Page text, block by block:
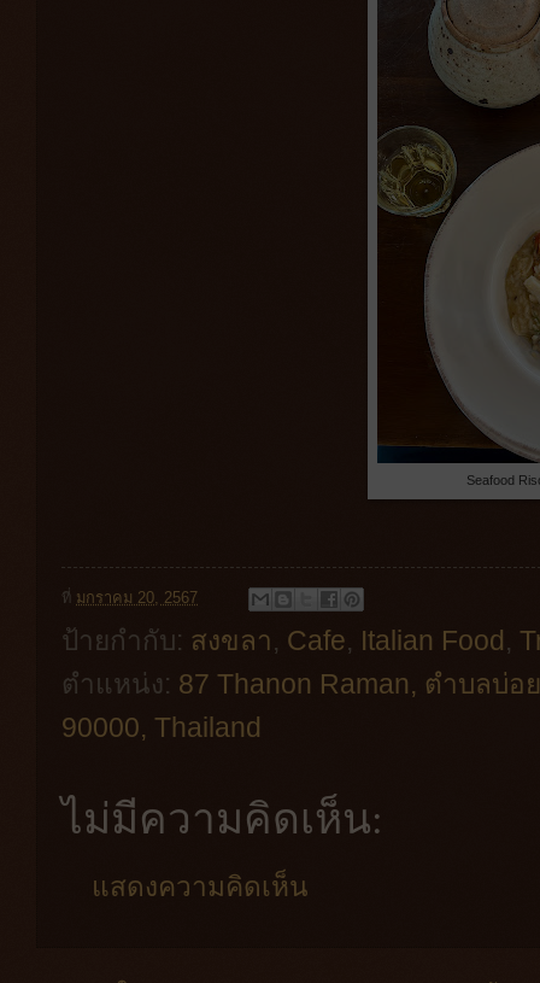
Seafood
ที่ มกราคม 20, 2567
ป้ายกำกับ: สงขลา, Cafe, Italian Food,
ตำแหน่ง: 87 Thanon Raman, ตำบลบ่อ
90000, Thailand
ไม่มีความคิดเห็น:
แสดงความคิดเห็น